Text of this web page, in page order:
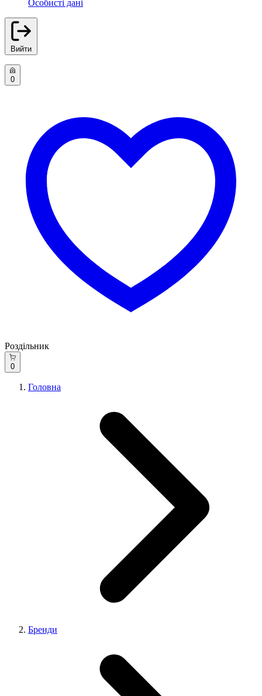
Особисті дані
Вийти
0
Роздільник
0
Головна
Бренди